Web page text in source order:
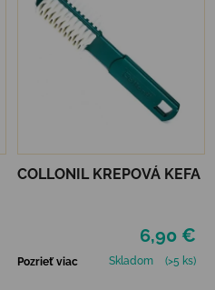
COLLONIL KREPOVÁ KEFA
6,90 €
Pozrieť viac Skladom (>5 ks)